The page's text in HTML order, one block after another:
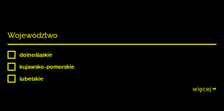
Województwo
dolnośląskie
kujawsko-pomorskie
lubelskie
więcej